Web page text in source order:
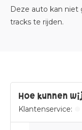
Deze auto kan niet
tracks te rijden.
Hoe kunnen
Klantenservice: